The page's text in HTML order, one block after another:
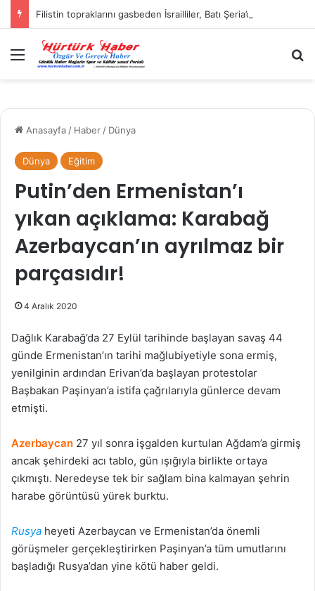
Menü
Anasayfa / Haber / Dünya
Dünya Eğitim
Putin’den Ermenistan’ı
yıkan açıklama: Karabağ
Azerbaycan’ın ayrılmaz bir
parçasıdır!
4 Aralık 2020
Dağlık Karabağ’da 27 Eylül tarihinde başlayan savaş 44
günde Ermenistan’ın tarihi mağlubiyetiyle sona ermiş,
yenilginin ardından Erivan’da başlayan protestolar
Başbakan Paşinyan’a istifa çağrılarıyla günlerce devam
etmişti.
Azerbaycan 27 yıl sonra işgalden kurtulan Ağdam’a girmiş
ancak şehirdeki acı tablo, gün ışığıyla birlikte ortaya
çıkmıştı. Neredeyse tek bir sağlam bina kalmayan şehrin
harabe görüntüsü yürek burktu.
Rusya heyeti Azerbaycan ve Ermenistan’da önemli
görüşmeler gerçekleştirirken Paşinyan’a tüm umutlarını
başladığı Rusya’dan yine kötü haber geldi.